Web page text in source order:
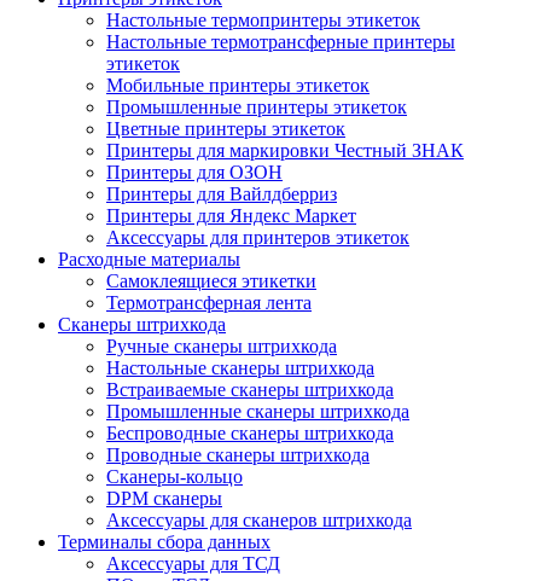
Настольные термопринтеры этикеток
Настольные термотрансферные принтеры
этикеток
Мобильные принтеры этикеток
Промышленные принтеры этикеток
Цветные принтеры этикеток
Принтеры для маркировки Честный ЗНАК
Принтеры для ОЗОН
Принтеры для Вайлдберриз
Принтеры для Яндекс Маркет
Аксессуары для принтеров этикеток
Расходные материалы
Самоклеящиеся этикетки
Термотрансферная лента
Сканеры штрихкода
Ручные сканеры штрихкода
Настольные сканеры штрихкода
Встраиваемые сканеры штрихкода
Промышленные сканеры штрихкода
Беспроводные сканеры штрихкода
Проводные сканеры штрихкода
Сканеры-кольцо
DPM сканеры
Аксессуары для сканеров штрихкода
Терминалы сбора данных
Аксессуары для ТСД